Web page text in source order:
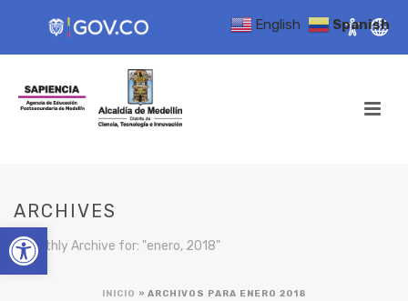
Open toolbar
ARCHIVES
Monthly Archive for: "enero, 2018"
INICIO » ARCHIVOS PARA ENERO 2018
English Spanish